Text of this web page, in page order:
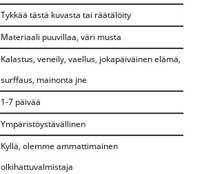
Tykkää tästä kuvasta tai räätälöity
Materiaali puuvillaa, väri musta
Kalastus, veneily, vaellus, jokapäiväinen elämä,
surffaus, mainonta jne
1-7 päivää
Ympäristöystävällinen
Kyllä, olemme ammattimainen
olkihattuvalmistaja